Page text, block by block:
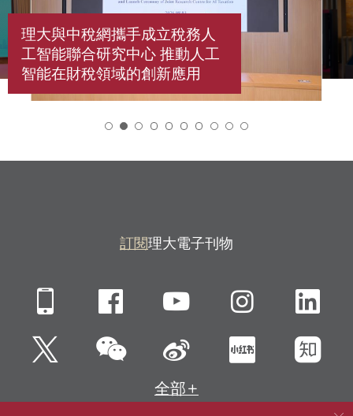
理大與中稅網攜手成立稅務人
工智能聯合研究中心 推動人工
智能在財稅領域的創新應用
訂閱理大電子刊物
Mobile FacebookYouTube
Twitter微信 新浪微博小紅書知
全部